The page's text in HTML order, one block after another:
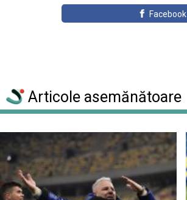
Facebook
Articole asemănătoare